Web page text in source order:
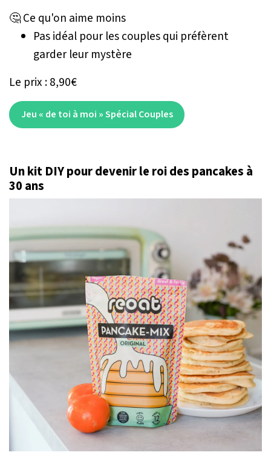
🤔 Ce qu'on aime moins
Pas idéal pour les couples qui préfèrent
garder leur mystère
Le prix : 8,90€
Jeu « de toi à moi » Spécial Couples
Un kit DIY pour devenir le roi des pancakes à
30 ans